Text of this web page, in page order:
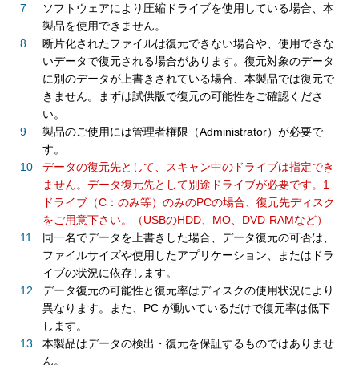
ソフトウェアにより圧縮ドライブを使用している場合、本
製品を使用できません。
断片化されたファイルは復元できない場合や、使用できな
いデータで復元される場合があります。復元対象のデータ
に別のデータが上書きされている場合、本製品では復元で
きません。まずは試供版で復元の可能性をご確認くださ
い。
製品のご使用には管理者権限（Administrator）が必要で
す。
データの復元先として、スキャン中のドライブは指定でき
ません。データ復元先として別途ドライブが必要です。1
ドライブ（C：のみ等）のみのPCの場合、復元先ディスク
をご用意下さい。（USBのHDD、MO、DVD-RAMなど）
同一名でデータを上書きした場合、データ復元の可否は、
ファイルサイズや使用したアプリケーション、またはドラ
イブの状況に依存します。
データ復元の可能性と復元率はディスクの使用状況により
異なります。また、PC が動いているだけで復元率は低下
します。
本製品はデータの検出・復元を保証するものではありませ
ん。